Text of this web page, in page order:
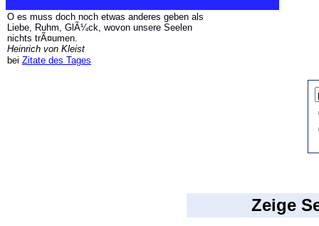
O es muss doch noch etwas anderes geben als
Liebe, Ruhm, GlÃ¼ck, wovon unsere Seelen
nichts trÃ¤umen.
Heinrich von Kleist
bei Zitate des Tages
Zeige